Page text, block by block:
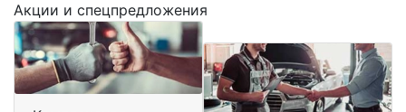
Акции и спецпредложения